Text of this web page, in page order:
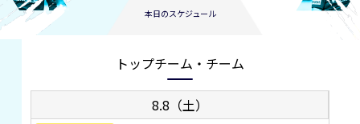
本日のスケジュール
トップチーム・チーム
8.8（土）